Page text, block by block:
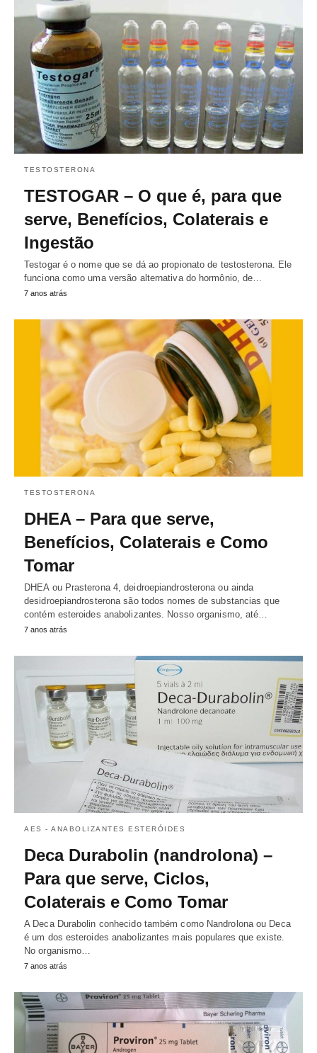
TESTOSTERONA
TESTOGAR – O que é, para que
serve, Benefícios, Colaterais e
Ingestão
Testogar é o nome que se dá ao propionato de testosterona. Ele
funciona como uma versão alternativa do hormônio, de…
7 anos atrás
TESTOSTERONA
DHEA – Para que serve,
Benefícios, Colaterais e Como
Tomar
DHEA ou Prasterona 4, deidroepiandrosterona ou ainda
desidroepiandrosterona são todos nomes de substancias que
contém esteroides anabolizantes. Nosso organismo, até…
7 anos atrás
AES - ANABOLIZANTES ESTERÓIDES
Deca Durabolin (nandrolona) –
Para que serve, Ciclos,
Colaterais e Como Tomar
A Deca Durabolin conhecido também como Nandrolona ou Deca
é um dos esteroides anabolizantes mais populares que existe.
No organismo…
7 anos atrás